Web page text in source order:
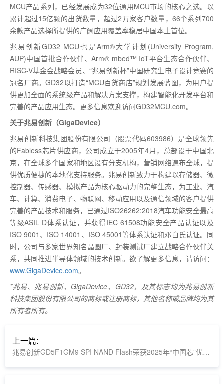
MCU产品系列，已经发展成为32位通用MCU市场的核心之选。以
累计超过15亿颗的出货数量，超过2万家客户数量，66个系列700
余款产品选择所提供的广阔应用覆盖率稳居中国本土首位。
兆易创新GD32 MCU也是Arm®大学计划(University Program,
AUP)中国首批合作伙伴、Arm® mbed™ IoT平台生态合作伙伴、
RISC-V基金会战略会员、“兆易创新杯”中国研究生电子设计竞赛的
冠名厂商。GD32以打造“MCU百货商店”规划发展蓝图，为用户提
供更加全面的系统级产品和解决方案支撑，构建智能化开发平台和
完善的产品应用生态。更多信息欢迎访问GD32MCU.com。
关于兆易创新（GigaDevice）
兆易创新科技集团股份有限公司（股票代码603986）是全球领先
的Fabless芯片供应商，公司成立于2005年4月，总部设于中国北
京，在全球多个国家和地区设有分支机构，营销网络遍布全球，提
供优质便捷的本地化支持服务。兆易创新致力于构建以存储器、微
控制器、传感器、模拟产品为核心驱动力的完整生态，为工业、汽
车、计算、消费电子、物联网、移动应用以及通信领域的客户提供
完善的产品技术和服务，已通过ISO26262:2018汽车功能安全最高
等级ASIL D体系认证，并获得IEC 61508功能安全产品认证以及
ISO 9001、ISO 14001、ISO 45001等体系认证和邓白氏认证。同
时，公司与多家世界知名晶圆厂、封装测试厂建立战略合作伙伴关
系，共同推进半导体领域的技术创新。欲了解更多信息，请访问：
www.GigaDevice.com。
*兆易、兆易创新、GigaDevice、GD32，及其标志均为兆易创新
科技集团股份有限公司的商标或注册商标，其他名称或品牌均为其
所有者所有。
上一篇:
兆易创新GD5F1GM9 SPI NAND Flash荣获2025年“中国芯”优秀技术创新产品奖